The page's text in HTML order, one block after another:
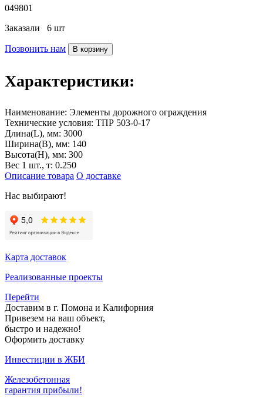
049801
Заказали 6 шт
Позвонить нам В корзину
Характеристики:
Наименование: Элементы дорожного ограждения
Технические условия: ТПР 503-0-17
Длина(L), мм: 3000
Ширина(B), мм: 140
Высота(H), мм: 300
Вес 1 шт., т: 0.250
Описание товара О доставке
Нас выбирают!
Карта доставок
Реализованные проекты
Перейти
Доставим в г. Помона и Калифорния
Привезем на ваш объект,
быстро и надежно!
Оформить доставку
Инвестиции в ЖБИ
Железобетонная
гарантия прибыли!